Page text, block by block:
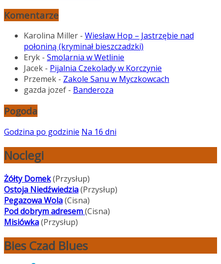
Komentarze
Karolina Miller - Wiesław Hop – Jastrzębie nad
połoniną (kryminał bieszczadzki)
Eryk - Smolarnia w Wetlinie
Jacek - Pijalnia Czekolady w Korczynie
Przemek - Zakole Sanu w Myczkowcach
gazda jozef - Banderoza
Pogoda
Godzina po godzinie Na 16 dni
Noclegi
Żółty Domek(Przysłup)
Ostoja Niedźwiedzia(Przysłup)
Pegazowa Wola(Cisna)
Pod dobrym adresem(Cisna)
Misiówka(Przysłup)
Bies Czad Blues